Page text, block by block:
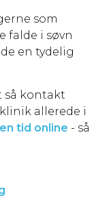
som
falde i søvn
en tydelig
kontakt
allerede i
tid online - så